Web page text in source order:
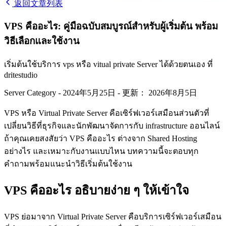
返回文章列表
VPS คืออะไร: คู่มือฉบับสมบูรณ์สำหรับผู้เริ่มต้น พร้อม
วิธีเลือกและใช้งาน
เริ่มต้นใช้บริการ vps หรือ vitual private Server ได้ด้วยตนเอง ที่
dritestudio
Server Category - 2024年5月25日 - 更新： 2026年8月5日
VPS หรือ Virtual Private Server คือเซิร์ฟเวอร์เสมือนส่วนตัวที่
เปลี่ยนวิธีที่ธุรกิจและนักพัฒนาจัดการกับ infrastructure ออนไลน์
ถ้าคุณเคยสงสัยว่า VPS คืออะไร ต่างจาก Shared Hosting
อย่างไร และเหมาะกับงานแบบไหน บทความนี้จะตอบทุก
คำถามพร้อมแนะนำวิธีเริ่มต้นใช้งาน
VPS คืออะไร อธิบายง่าย ๆ ให้เข้าใจ
VPS ย่อมาจาก Virtual Private Server คือบริการเซิร์ฟเวอร์เสมือน